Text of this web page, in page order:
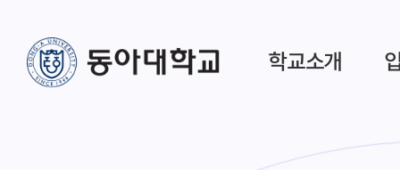
학교소개